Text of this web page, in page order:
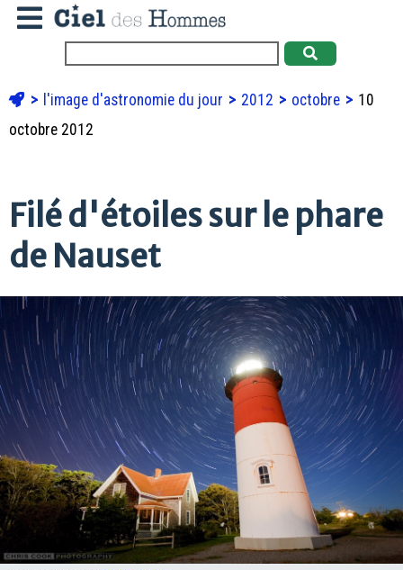
l'image d'astronomie du jour 2012 octobre
10
octobre 2012
Filé d'étoiles sur le phare
de Nauset